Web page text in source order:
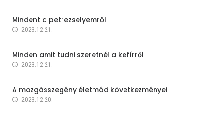
Mindent a petrezselyemről
2023.12.21.
Minden amit tudni szeretnél a kefírről
2023.12.21.
A mozgásszegény életmód következményei
2023.12.20.